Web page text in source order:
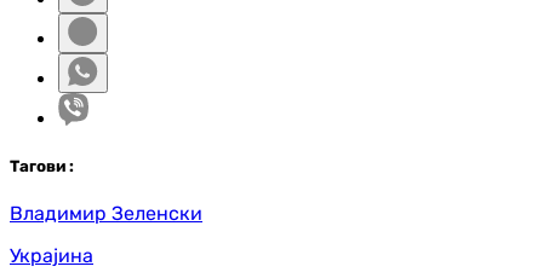
Тагови :
Владимир Зеленски
Украјина